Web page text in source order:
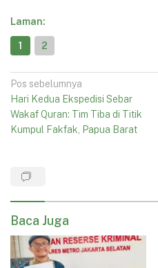
Laman:
1 2
Navigasi
pos
Pos sebelumnya
Hari Kedua Ekspedisi Sebar
Wakaf Quran: Tim Tiba di Titik
Kumpul Fakfak, Papua Barat
Baca Juga